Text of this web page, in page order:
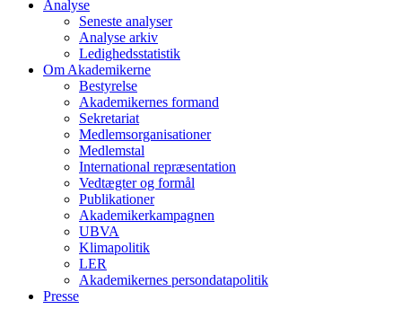
Analyse
Seneste analyser
Analyse arkiv
Ledighedsstatistik
Om Akademikerne
Bestyrelse
Akademikernes formand
Sekretariat
Medlemsorganisationer
Medlemstal
International repræsentation
Vedtægter og formål
Publikationer
Akademikerkampagnen
UBVA
Klimapolitik
LER
Akademikernes persondatapolitik
Presse